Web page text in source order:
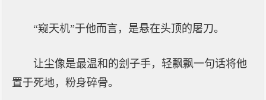
“窥天机”于他而言，是悬在头顶的屠刀。
让尘像是最温和的刽子手，轻飘飘一句话将他
置于死地，粉身碎骨。